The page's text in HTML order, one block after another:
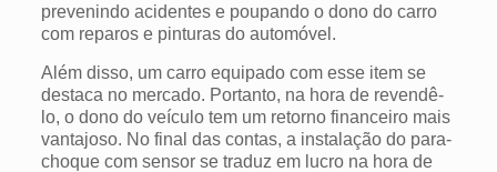
prevenindo acidentes e poupando o dono do carro
com reparos e pinturas do automóvel.
Além disso, um carro equipado com esse item se
destaca no mercado. Portanto, na hora de revendê-
lo, o dono do veículo tem um retorno financeiro mais
vantajoso. No final das contas, a instalação do para-
choque com sensor se traduz em lucro na hora de